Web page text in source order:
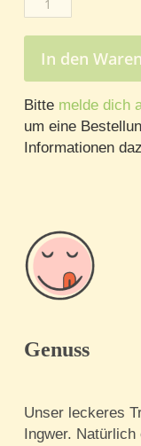
In den
Bitte melde dich
um eine
Informationen
Genuss
Unser leckeres
Ingwer.